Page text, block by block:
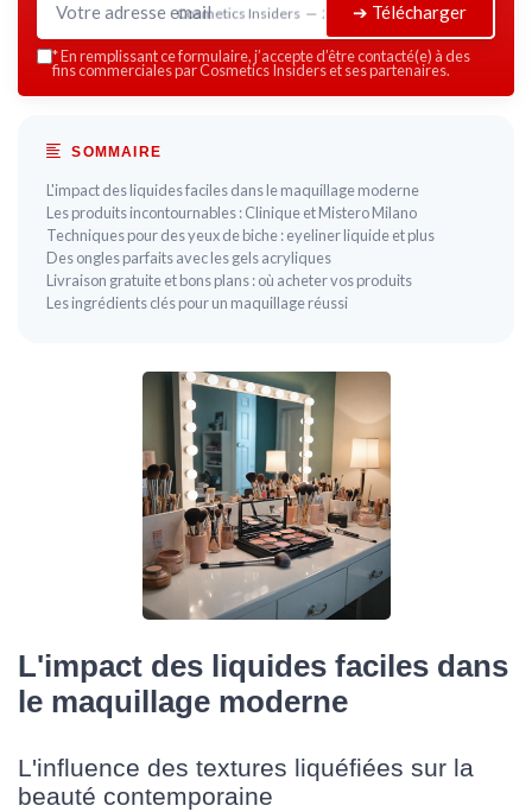
Cosmetics Insiders — 2026➔ Télécharger
*En remplissant ce formulaire, j’accepte d’être contacté(e) à des
fins commerciales par Cosmetics Insiders et ses partenaires.
SOMMAIRE
L'impact des liquides faciles dans le maquillage moderne
Les produits incontournables : Clinique et Mistero Milano
Techniques pour des yeux de biche : eyeliner liquide et plus
Des ongles parfaits avec les gels acryliques
Livraison gratuite et bons plans : où acheter vos produits
Les ingrédients clés pour un maquillage réussi
L'impact des liquides faciles dans
le maquillage moderne
L'influence des textures liquéfiées sur la
beauté contemporaine